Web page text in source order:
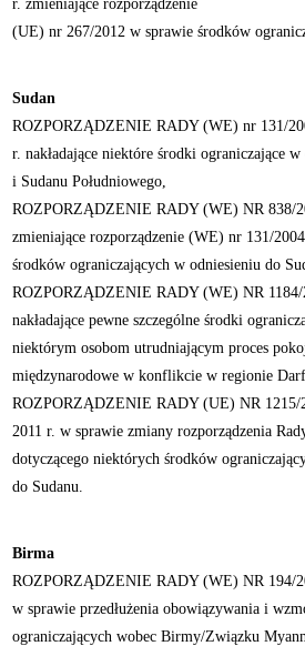
r. zmieniające rozporządzenie
(UE) nr 267/2012 w sprawie środków
Sudan
ROZPORZĄDZENIE RADY (WE) nr 131/
r. nakładające niektóre środki ograniczające
i Sudanu Południowego,
ROZPORZĄDZENIE RADY (WE) NR 838/
zmieniające rozporządzenie (WE) nr 131/
środków ograniczających w odniesieniu do
ROZPORZĄDZENIE RADY (WE) NR 1184/
nakładające pewne szczególne środki
niektórym osobom utrudniającym proces
międzynarodowe w konflikcie w regionie
ROZPORZĄDZENIE RADY (UE) NR 1215/
2011 r. w sprawie zmiany rozporządzenia
dotyczącego niektórych środków
do Sudanu.
Birma
ROZPORZĄDZENIE RADY (WE) NR 194/
w sprawie przedłużenia obowiązywania i
ograniczających wobec Birmy/Związku